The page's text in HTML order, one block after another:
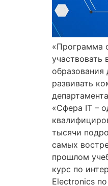
«Программа
образования
развивать
«Сфера IT –
тысячи
самых
прошлом
курс по
Electronics